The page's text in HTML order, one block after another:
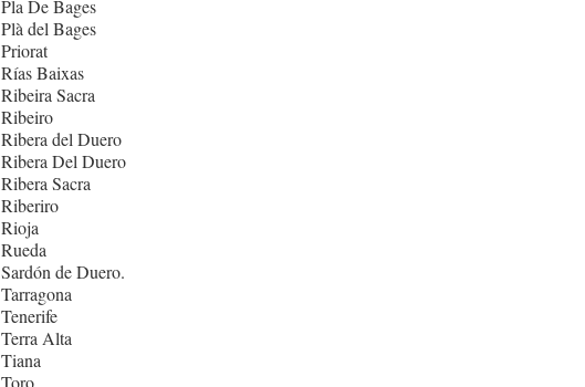
De Bages
del Bages
Baixas
Sacra
del Duero
Del Duero
Sacra
de Duero.
Alta